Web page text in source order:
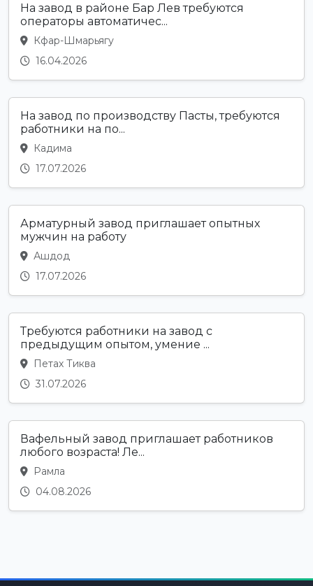
На завод в районе Бар Лев требуются
операторы автоматичес...
Кфар-Шмарьягу
16.04.2026
На завод по производству Пасты, требуются
работники на по...
Кадима
17.07.2026
Арматурный завод приглашает опытных
мужчин на работу
Ашдод
17.07.2026
Требуются работники на завод с
предыдущим опытом, умение ...
Петах Тиква
31.07.2026
Вафельный завод приглашает работников
любого возраста! Ле...
Рамла
04.08.2026